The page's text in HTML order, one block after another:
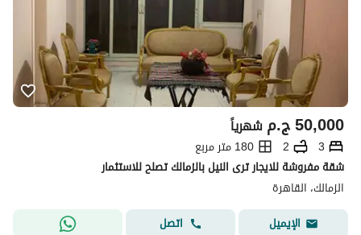
ج.م50,000 شهرياً
3
2
180 متر مربع
شقة مفروشة للايجار ترى النيل بالزمالك تصلح للاستثمار
الزمالك، القاهرة
الإيميل
اتصل